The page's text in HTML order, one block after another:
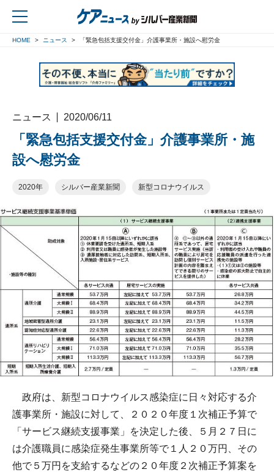
HOME ニュース 「緊急包括支援交付金」介護事業所・施設へ慰労金
ニュース 2020/06/11
「緊急包括支援交付金」介護事業所・施
設へ慰労金
2020年 シルバー産業新聞 新型コロナウイルス
政府は、新型コロナウイルス感染症に日々対応する介
護事業所・施設に対して、２０２０年度１次補正予算で
「サービス継続支援事業」を決定した後、５月２７日に
は介護職員に感染症発生事業所等で１人２０万円、その
他で５万円を支給するなどの２０年度２次補正予算案を